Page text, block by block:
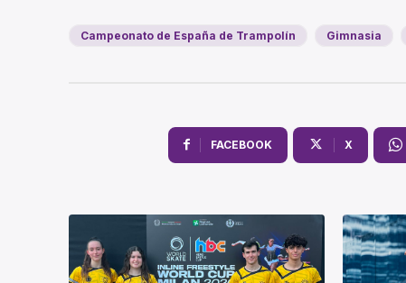
Campeonato de España de Trampolín Gimnasia
FACEBOOK X